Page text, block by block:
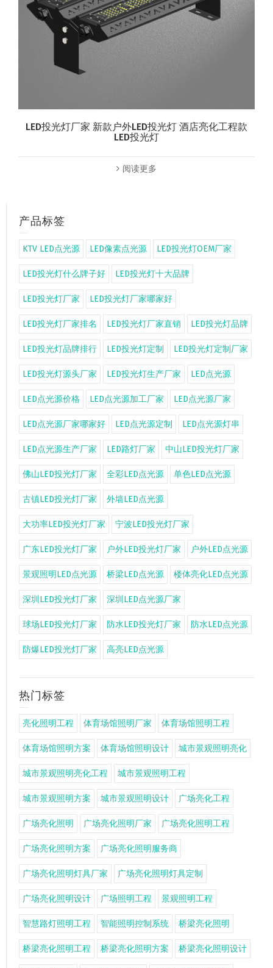
LED投光灯厂家 新款户外LED投光灯 酒店亮化工程款
LED投光灯
阅读更多
产品标签
KTV LED点光源 LED像素点光源 LED投光灯OEM厂家
LED投光灯什么牌子好 LED投光灯十大品牌
LED投光灯厂家 LED投光灯厂家哪家好
LED投光灯厂家排名 LED投光灯厂家直销 LED投光灯品牌
LED投光灯品牌排行 LED投光灯定制 LED投光灯定制厂家
LED投光灯源头厂家 LED投光灯生产厂家 LED点光源
LED点光源价格 LED点光源加工厂家 LED点光源厂家
LED点光源厂家哪家好 LED点光源定制 LED点光源灯串
LED点光源生产厂家 LED路灯厂家 中山LED投光灯厂家
佛山LED投光灯厂家 全彩LED点光源 单色LED点光源
古镇LED投光灯厂家 外墙LED点光源
大功率LED投光灯厂家 宁波LED投光灯厂家
广东LED投光灯厂家 户外LED投光灯厂家 户外LED点光源
景观照明LED点光源 桥梁LED点光源 楼体亮化LED点光源
深圳LED投光灯厂家 深圳LED点光源厂家
球场LED投光灯厂家 防水LED投光灯厂家 防水LED点光源
防爆LED投光灯厂家 高亮LED点光源
热门标签
亮化照明工程 体育场馆照明厂家 体育场馆照明工程
体育场馆照明方案 体育场馆照明设计 城市景观照明亮化
城市景观照明亮化工程 城市景观照明工程
城市景观照明方案 城市景观照明设计 广场亮化工程
广场亮化照明 广场亮化照明厂家 广场亮化照明工程
广场亮化照明方案 广场亮化照明服务商
广场亮化照明灯具厂家 广场亮化照明灯具定制
广场亮化照明设计 广场照明工程 景观照明工程
智慧路灯照明工程 智能照明控制系统 桥梁亮化照明
桥梁亮化照明工程 桥梁亮化照明方案 桥梁亮化照明设计